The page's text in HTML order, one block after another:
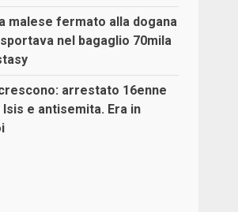
malese fermato alla dogana
nel bagaglio 70mila
arrestato 16enne
e antisemita. Era in